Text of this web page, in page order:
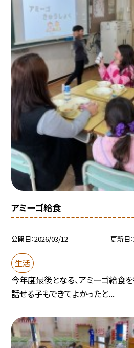
アミーゴ給食
公開日 2026/03/12 更新日
生活
今年度最後となる、アミーゴ給食
話せる子もできてよかったと...